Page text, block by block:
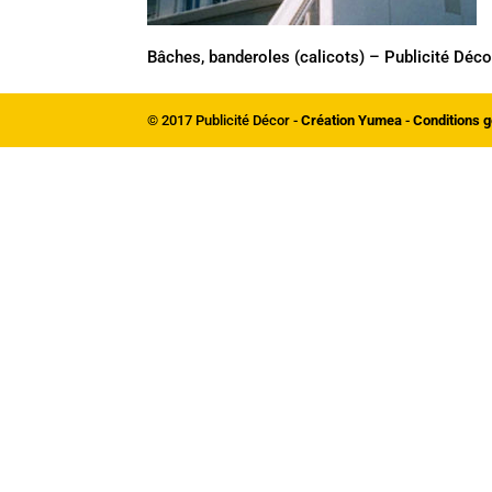
Bâches, banderoles (calicots) – Publicité
© 2017 Publicité Décor -Création Yumea -Conditions